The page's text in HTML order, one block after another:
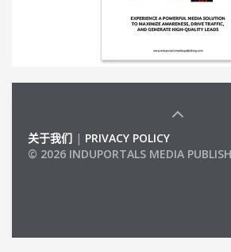
关于我们 | PRIVACY POLICY
© 2026 INDUPORTALS MEDIA